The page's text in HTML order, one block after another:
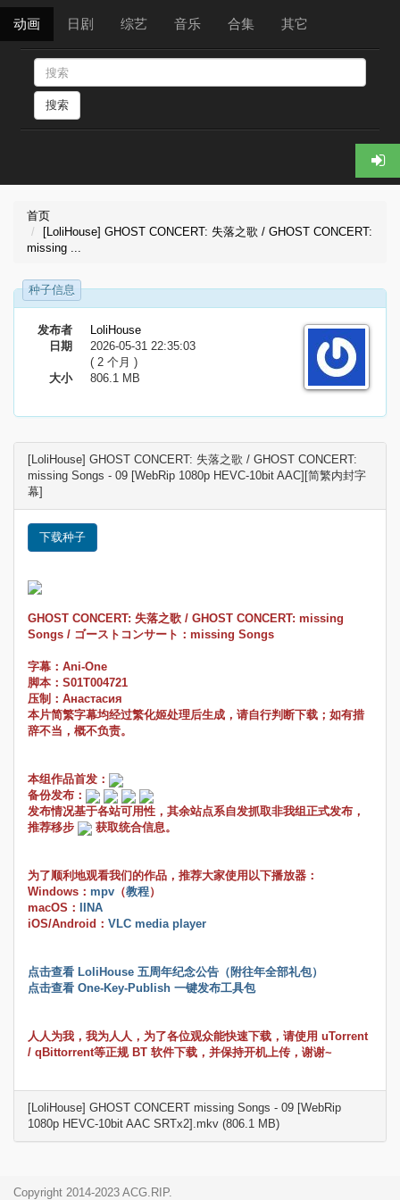
动画 日剧 综艺 音乐 合集 其它
搜索
首页
[LoliHouse] GHOST CONCERT: 失落之歌 / GHOST CONCERT:
missing ...
种子信息
发布者
LoliHouse
日期
2026-05-31 22:35:03
( 2 个月 )
大小
806.1 MB
[LoliHouse] GHOST CONCERT: 失落之歌 / GHOST CONCERT:
missing Songs - 09 [WebRip 1080p HEVC-10bit AAC][简繁内封字
幕]
下载种子
GHOST CONCERT: 失落之歌 / GHOST CONCERT: missing
Songs / ゴーストコンサート：missing Songs
字幕：Ani-One
脚本：S01T004721
压制：Анастасия
本片简繁字幕均经过繁化姬处理后生成，请自行判断下载；如有措
辞不当，概不负责。
本组作品首发：
备份发布：
发布情况基于各站可用性，其余站点系自发抓取非我组正式发布，
推荐移步
获取统合信息。
为了顺利地观看我们的作品，推荐大家使用以下播放器：
Windows： mpv （教程）
macOS：
IINA
iOS/Android： VLC media player
点击查看 LoliHouse 五周年纪念公告（附往年全部礼包）
点击查看 One-Key-Publish 一键发布工具包
人人为我，我为人人，为了各位观众能快速下载，请使用 uTorrent
/ qBittorrent等正规 BT 软件下载，并保持开机上传，谢谢~
[LoliHouse] GHOST CONCERT missing Songs - 09 [WebRip
1080p HEVC-10bit AAC SRTx2].mkv (806.1 MB)
Copyright 2014-2023 ACG.RIP.